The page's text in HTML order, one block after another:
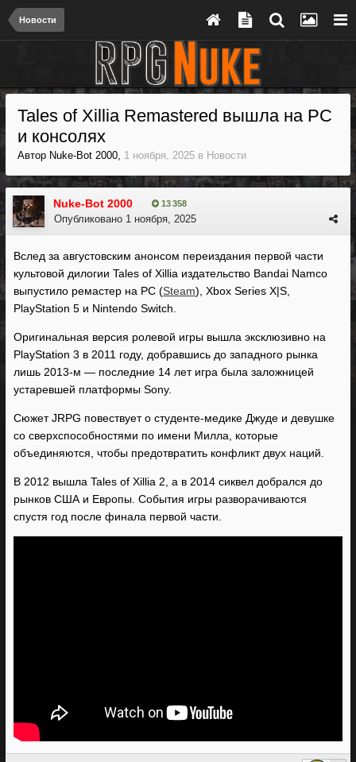
Новости
Tales of Xillia Remastered вышла на PC
и консолях
Автор Nuke-Bot 2000, 1 ноября, 2025 в Новости
Nuke-Bot 2000 13 358
Опубликовано 1 ноября, 2025
Вслед за августовским анонсом переиздания первой части
культовой дилогии Tales of Xillia издательство Bandai Namco
выпустило ремастер на PC (Steam), Xbox Series X|S,
PlayStation 5 и Nintendo Switch.
Оригинальная версия ролевой игры вышла эксклюзивно на
PlayStation 3 в 2011 году, добравшись до западного рынка
лишь 2013-м — последние 14 лет игра была заложницей
устаревшей платформы Sony.
Сюжет JRPG повествует о студенте-медике Джуде и девушке
со сверхспособностями по имени Милла, которые
объединяются, чтобы предотвратить конфликт двух наций.
В 2012 вышла Tales of Xillia 2, а в 2014 сиквел добрался до
рынков США и Европы. События игры разворачиваются
спустя год после финала первой части.